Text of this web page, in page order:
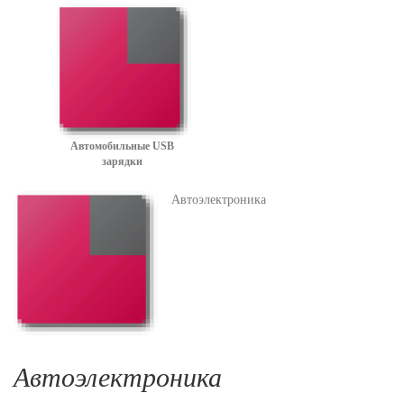
Автомобильные USB
зарядки
Автоэлектроника
Автоэлектроника